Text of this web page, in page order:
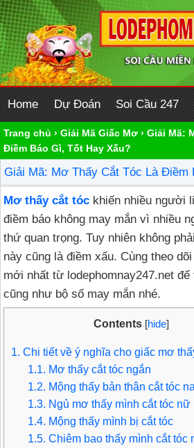
Home Dự Đoán Soi Cầu 247
Trang chủ › Giải Mã Giấc Mơ › Giải Mã:
Điềm Báo Gì, Tốt Hay Xấu?
Giải Mã: Mơ Thấy Cắt Tóc Là Điềm
Mơ thấy cắt tóc khiến nhiều người
điềm báo không may mắn vì nhiều
thứ quan trọng. Tuy nhiên không
này cũng là điềm xấu. Cùng theo
mới nhất từ lodephomnay247.net
cũng như bộ số may mắn nhé.
Contents [hide]
1. Chi tiết về ý nghĩa cho giấc mơ
1.1. Mơ thấy cắt tóc ngắn
1.2. Mộng thấy bản thân cắt tóc
1.3. Ngủ mơ thấy mình cắt tóc nữ
1.4. Mộng thấy mình bị cắt tóc
1.5. Chiêm bao thấy mình cắt tóc